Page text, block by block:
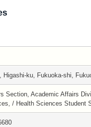
Higashi-ku, Fukuoka-shi,
Section, Academic Affairs
/ Health Sciences Student